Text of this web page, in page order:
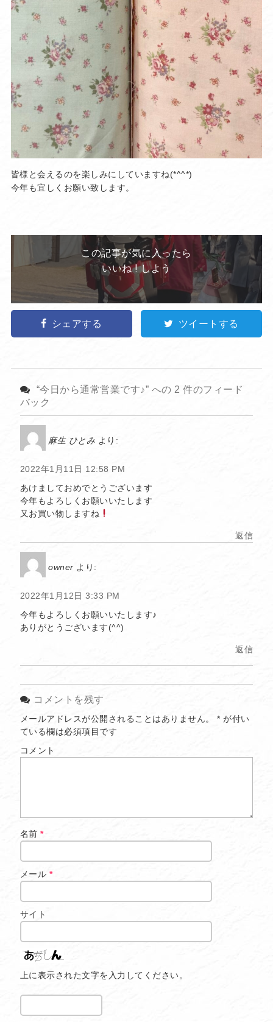
皆様と会えるのを楽しみにしていますね(*^^*)
今年も宜しくお願い致します。
この記事が気に入ったら
いいね ! しよう
シェアする ツイートする
“今日から通常営業です♪” への 2 件のフィード
バック
麻生 ひとみ より:
2022年1月11日 12:58 PM
あけましておめでとうございます
今年もよろしくお願いいたします
又お買い物しますね
返信
owner より:
2022年1月12日 3:33 PM
今年もよろしくお願いいたします♪
ありがとうございます(^^)
返信
コメントを残す
メールアドレスが公開されることはありません。 * が付い
ている欄は必須項目です
コメント
名前*
メール *
サイト
上に表示された文字を入力してください。